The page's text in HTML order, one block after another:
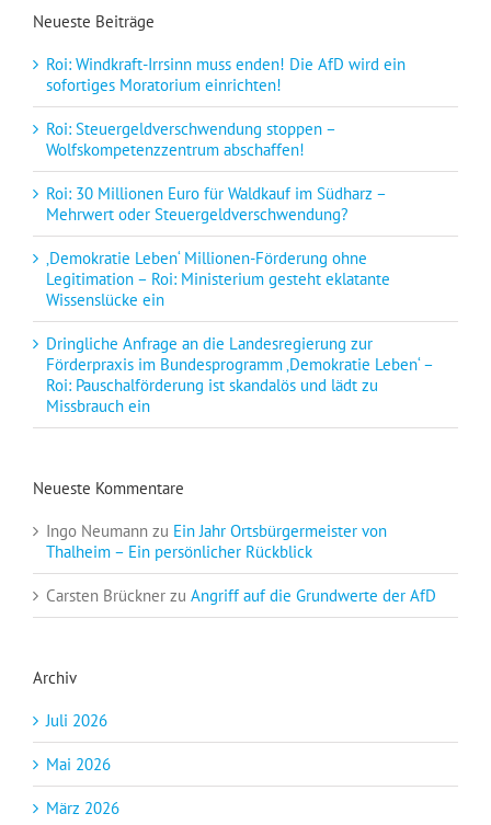
Neueste Beiträge
Roi: Windkraft-Irrsinn muss enden! Die AfD wird ein
sofortiges Moratorium einrichten!
Roi: Steuergeldverschwendung stoppen –
Wolfskompetenzzentrum abschaffen!
Roi: 30 Millionen Euro für Waldkauf im Südharz –
Mehrwert oder Steuergeldverschwendung?
‚Demokratie Leben‘ Millionen-Förderung ohne
Legitimation – Roi: Ministerium gesteht eklatante
Wissenslücke ein
Dringliche Anfrage an die Landesregierung zur
Förderpraxis im Bundesprogramm ‚Demokratie Leben‘ –
Roi: Pauschalförderung ist skandalös und lädt zu
Missbrauch ein
Neueste Kommentare
Ingo Neumann zu Ein Jahr Ortsbürgermeister von
Thalheim – Ein persönlicher Rückblick
Carsten Brückner zu Angriff auf die Grundwerte der AfD
Archiv
Juli 2026
Mai 2026
März 2026